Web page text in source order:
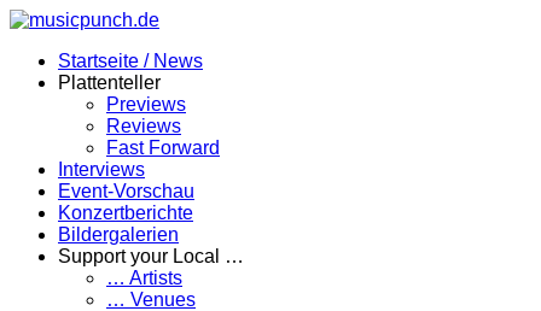
Zum
springenStartseite / News
Plattenteller
Previews
Reviews
Fast Forward
Interviews
Event-Vorschau
Konzertberichte
Bildergalerien
Support your Local …
… Artists
… Venues